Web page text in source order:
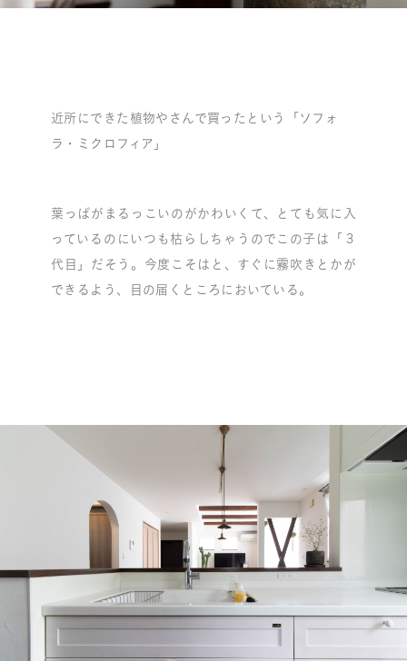
近所にできた植物やさんで買ったという「ソフォ
ラ・ミクロフィア」
葉っぱがまるっこいのがかわいくて、とても気に入
っているのにいつも枯らしちゃうのでこの子は「３
代目」だそう。今度こそはと、すぐに霧吹きとかが
できるよう、目の届くところにおいている。